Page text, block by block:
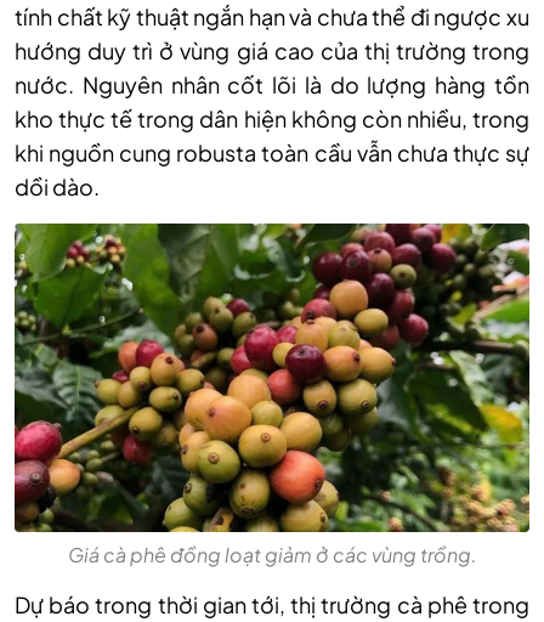
tính chất kỹ thuật ngắn hạn và chưa thể đi ngược xu
hướng duy trì ở vùng giá cao của thị trường trong
nước. Nguyên nhân cốt lõi là do lượng hàng tồn
kho thực tế trong dân hiện không còn nhiều, trong
khi nguồn cung robusta toàn cầu vẫn chưa thực sự
dồi dào.
Giá cà phê đồng loạt giảm ở các vùng trồng.
Dự báo trong thời gian tới, thị trường cà phê trong